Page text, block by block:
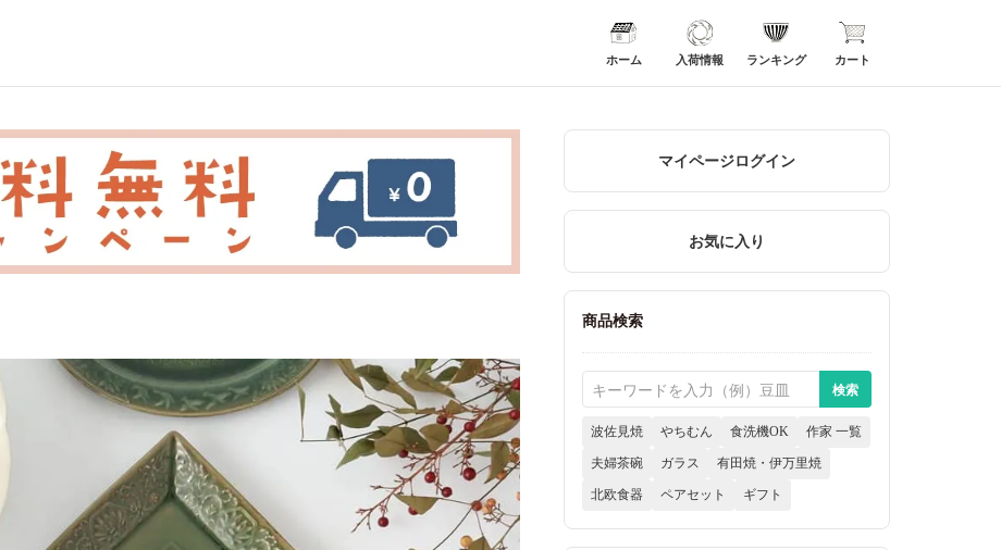
ホーム 入荷情報 ランキング カート
マイページログイン
お気に入り
商品検索
波佐見焼 やちむん 食洗機OK 作家 一覧
夫婦茶碗 ガラス 有田焼・伊万里焼
北欧食器 ペアセット ギフト